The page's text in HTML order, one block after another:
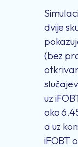
dvije
(bez
uz
oko
a uz
iFOBT